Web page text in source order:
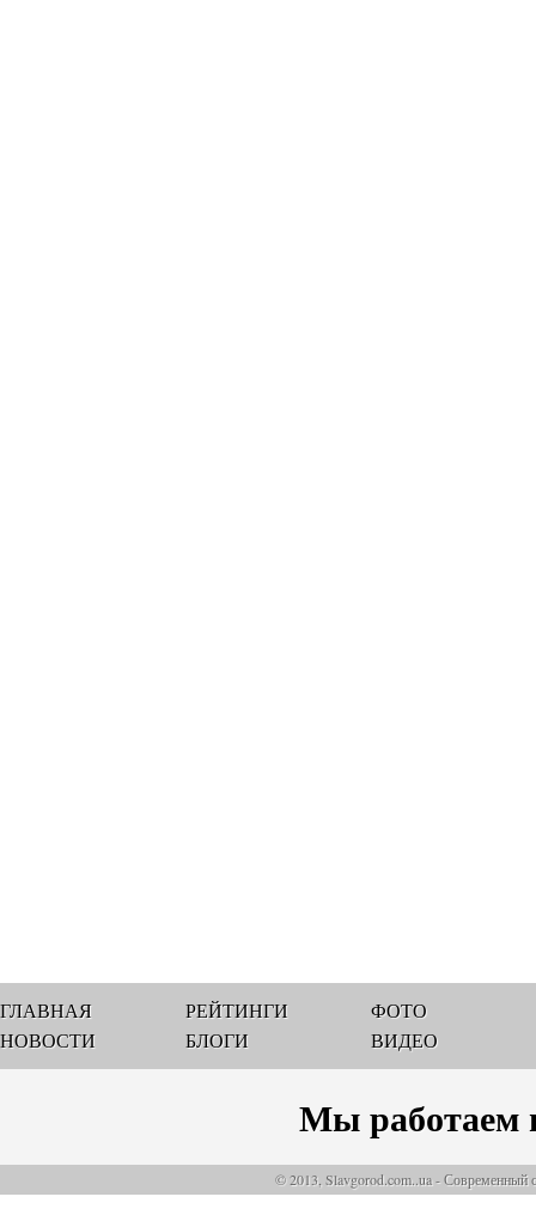
ГЛАВНАЯ
НОВОСТИ
РЕЙТИНГИ
БЛОГИ
ФОТО
ВИДЕО
Мы работаем
© 2013, Slavgorod.com..ua - Современный